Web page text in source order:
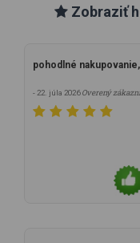
Zobraziť
pohodlné
- 22. júla 2026Overený